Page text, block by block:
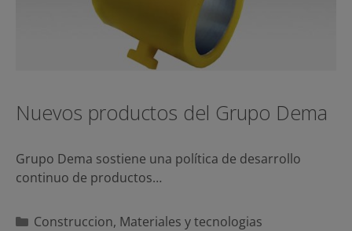
Nuevos productos del Grupo Dema
Grupo Dema sostiene una política de desarrollo
continuo de productos…
Categorías
Construccion, Materiales y tecnologias